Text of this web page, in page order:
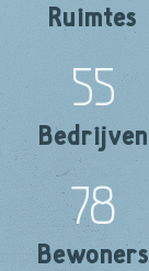
Ruimtes
55
Bedrijven
78
Bewoners